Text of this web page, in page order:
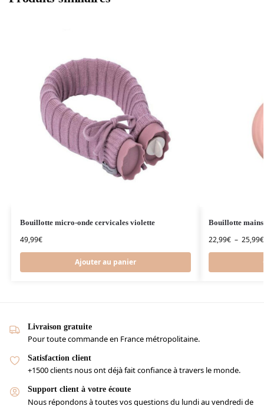
Bouillotte micro-onde cervicales violette
49,99€
Ajouter au panier
Bouillotte mains
22,99€ – 25,99€
Livraison gratuite
Pour toute commande en France métropolitaine.
Satisfaction client
+1500 clients nous ont déjà fait confiance à travers le monde.
Support client à votre écoute
Nous répondons à toutes vos questions du lundi au vendredi de